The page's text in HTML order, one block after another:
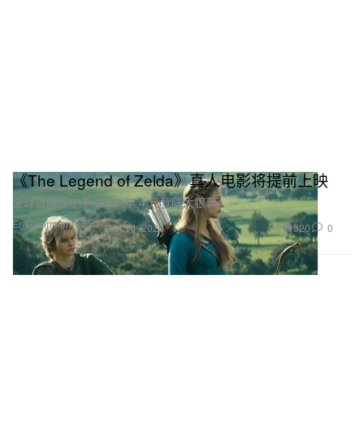
Entertainment 娱乐
《The Legend of Zelda》真人电影将提前上映
全球首映现定于 2027 年 4 月登陆大银幕。
May 14, 2026 920 0